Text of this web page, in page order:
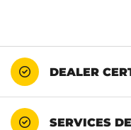
DEALER
SERVICES